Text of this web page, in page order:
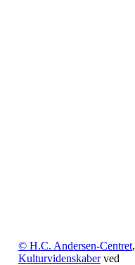
© H.C. Andersen-Centret,
Kulturvidenskaberved